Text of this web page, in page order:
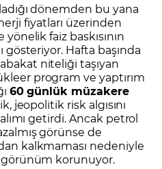
dönemden bu yana
fiyatları üzerinden
faiz baskısının
gösteriyor. Hafta başında
niteliği taşıyan
program ve yaptırım
60 günlük müzakere
jeopolitik risk algısını
getirdi. Ancak petrol
görünse de
kalkmaması nedeniyle
korunuyor.